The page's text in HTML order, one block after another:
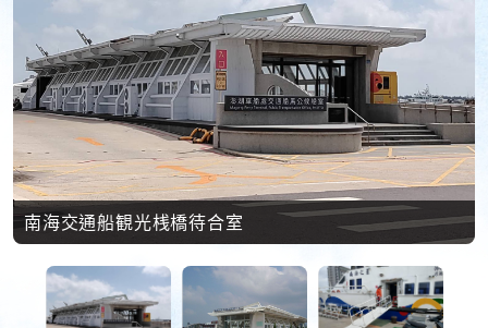
南海交通船観光桟橋待合室